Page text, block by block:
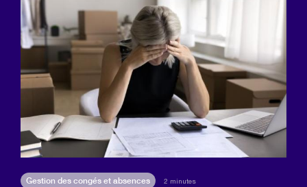
Gestion des congés et absences 2 minutes